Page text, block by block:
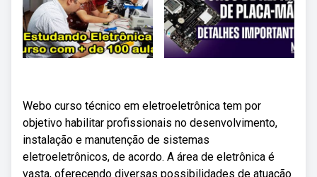
Webo curso técnico em eletroeletrônica tem por
objetivo habilitar profissionais no desenvolvimento,
instalação e manutenção de sistemas
eletroeletrônicos, de acordo. A área de eletrônica é
vasta, oferecendo diversas possibilidades de atuação